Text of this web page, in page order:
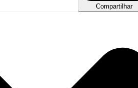
Compartilhar